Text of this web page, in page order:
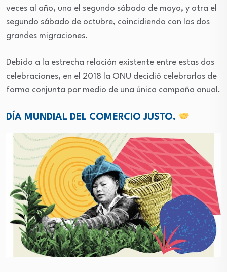
veces al año, una el segundo sábado de mayo, y otra el
segundo sábado de octubre, coincidiendo con las dos
grandes migraciones.
Debido a la estrecha relación existente entre estas dos
celebraciones, en el 2018 la ONU decidió celebrarlas de
forma conjunta por medio de una única campaña anual.
DÍA MUNDIAL DEL COMERCIO JUSTO.